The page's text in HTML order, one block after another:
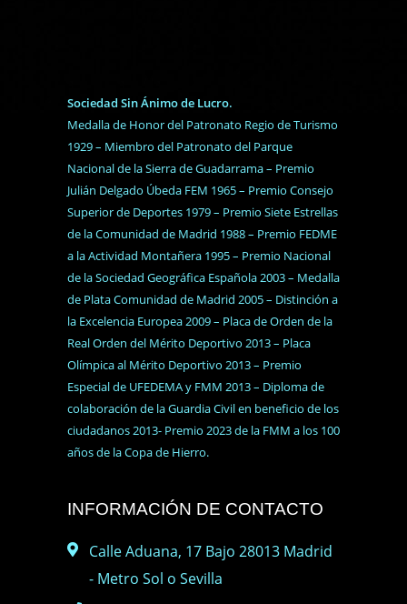
Sociedad Sin Ánimo de Lucro.
Medalla de Honor del Patronato Regio de Turismo
1929 – Miembro del Patronato del Parque
Nacional de la Sierra de Guadarrama – Premio
Julián Delgado Úbeda FEM 1965 – Premio Consejo
Superior de Deportes 1979 – Premio Siete Estrellas
de la Comunidad de Madrid 1988 – Premio FEDME
a la Actividad Montañera 1995 – Premio Nacional
de la Sociedad Geográfica Española 2003 – Medalla
de Plata Comunidad de Madrid 2005 – Distinción a
la Excelencia Europea 2009 – Placa de Orden de la
Real Orden del Mérito Deportivo 2013 – Placa
Olímpica al Mérito Deportivo 2013 – Premio
Especial de UFEDEMA y FMM 2013 – Diploma de
colaboración de la Guardia Civil en beneficio de los
ciudadanos 2013- Premio 2023 de la FMM a los 100
años de la Copa de Hierro.
INFORMACIÓN DE CONTACTO
Calle Aduana, 17 Bajo 28013 Madrid
- Metro Sol o Sevilla